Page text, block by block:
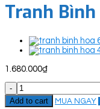
Tranh Bình
1.680.000₫
Tranh
Bình
Hoa
Add to cart MUA NGAY